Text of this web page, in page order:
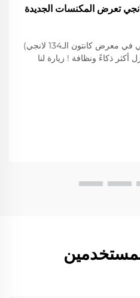
معرض كانتون ال134 لانجي تعرض المكنسات الجديدة
تجربة أحدث تقنيات الفراغ الذكي في معرض كانتون الـ134 لانجي)
ذكاءً ونظافة ! زيارة لنا